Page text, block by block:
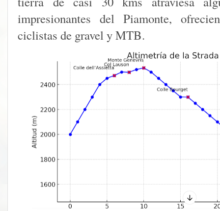
impresionantes del Piamonte,
ciclistas de gravel y MTB.